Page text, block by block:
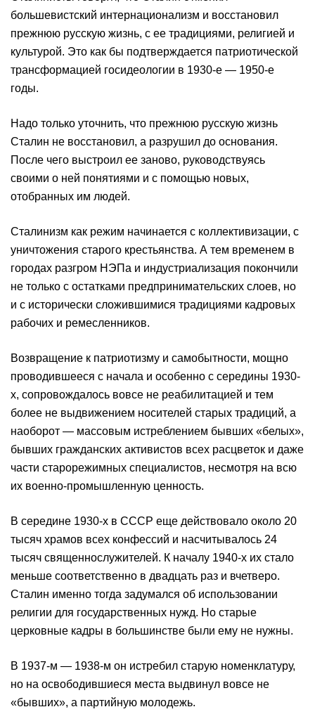
большевистский интернационализм и восстановил
прежнюю русскую жизнь, с ее традициями, религией и
культурой. Это как бы подтверждается патриотической
трансформацией госидеологии в 1930-е — 1950-е
годы.
Надо только уточнить, что прежнюю русскую жизнь
Сталин не восстановил, а разрушил до основания.
После чего выстроил ее заново, руководствуясь
своими о ней понятиями и с помощью новых,
отобранных им людей.
Сталинизм как режим начинается с коллективизации, с
уничтожения старого крестьянства. А тем временем в
городах разгром НЭПа и индустриализация покончили
не только с остатками предпринимательских слоев, но
и с исторически сложившимися традициями кадровых
рабочих и ремесленников.
Возвращение к патриотизму и самобытности, мощно
проводившееся с начала и особенно с середины 1930-
х, сопровождалось вовсе не реабилитацией и тем
более не выдвижением носителей старых традиций, а
наоборот — массовым истреблением бывших «белых»,
бывших гражданских активистов всех расцветок и даже
части старорежимных специалистов, несмотря на всю
их военно-промышленную ценность.
В середине 1930-х в СССР еще действовало около 20
тысяч храмов всех конфессий и насчитывалось 24
тысяч священнослужителей. К началу 1940-х их стало
меньше соответственно в двадцать раз и вчетверо.
Сталин именно тогда задумался об использовании
религии для государственных нужд. Но старые
церковные кадры в большинстве были ему не нужны.
В 1937-м — 1938-м он истребил старую номенклатуру,
но на освободившиеся места выдвинул вовсе не
«бывших», а партийную молодежь.